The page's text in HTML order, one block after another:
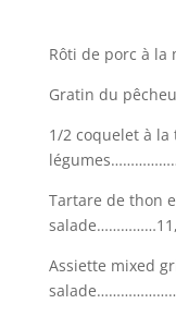
Rôti de porc à la
Gratin du
1/2 coquelet à
Tartare de thon
Assiette mixed